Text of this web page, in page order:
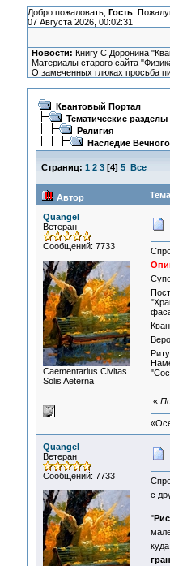
Добро пожаловать, Гость.
07 Августа 2026, 00:02:31
Новости: Книгу С.Доронина
Материалы старого сайта
О замеченных глюках просьба
Квантовый Портал
Тематические разделы
Религия
Наследие
Страниц: 1 2 3[4] 5 Все
Автор
Quangel
Ветеран
Сообщений: 7733
Сaementarius Civitas
Solis Aeterna
«
Quangel
Ветеран
Сообщений: 7733
с
"